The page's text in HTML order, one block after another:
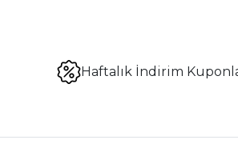
Haftalık İndirim